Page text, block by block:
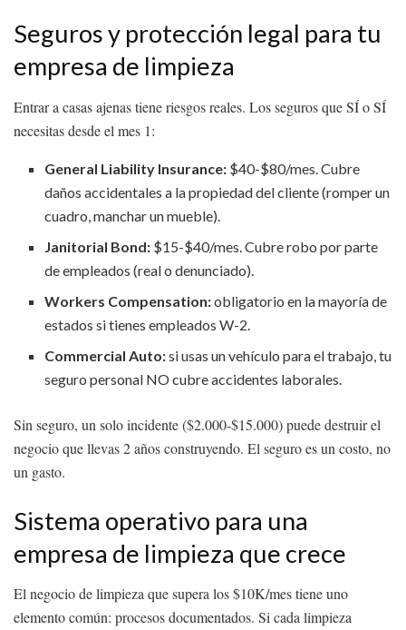
Seguros y protección legal para tu
empresa de limpieza
Entrar a casas ajenas tiene riesgos reales. Los seguros que SÍ o SÍ
necesitas desde el mes 1:
General Liability Insurance: $40-$80/mes. Cubre
daños accidentales a la propiedad del cliente (romper un
cuadro, manchar un mueble).
Janitorial Bond: $15-$40/mes. Cubre robo por parte
de empleados (real o denunciado).
Workers Compensation:obligatorio en la mayoría de
estados si tienes empleados W-2.
Commercial Auto:si usas un vehículo para el trabajo, tu
seguro personal NO cubre accidentes laborales.
Sin seguro, un solo incidente ($2.000-$15.000) puede destruir el
negocio que llevas 2 años construyendo. El seguro es un costo, no
un gasto.
Sistema operativo para una
empresa de limpieza que crece
El negocio de limpieza que supera los $10K/mes tiene uno
elemento común: procesos documentados. Si cada limpieza